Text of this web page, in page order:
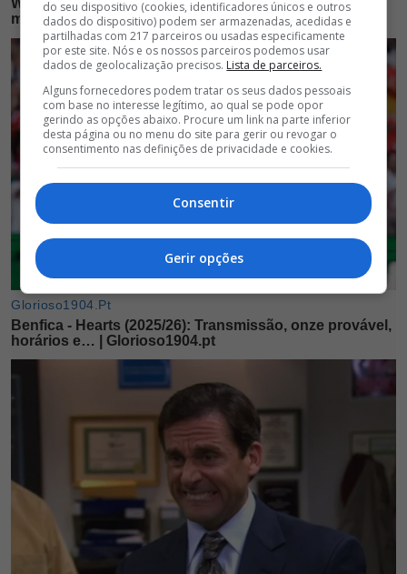
do seu dispositivo (cookies, identificadores únicos e outros
dados do dispositivo) podem ser armazenadas, acedidas e
partilhadas com 217 parceiros ou usadas especificamente
por este site. Nós e os nossos parceiros podemos usar
dados de geolocalização precisos. Lista de parceiros.
Alguns fornecedores podem tratar os seus dados pessoais
com base no interesse legítimo, ao qual se pode opor
gerindo as opções abaixo. Procure um link na parte inferior
desta página ou no menu do site para gerir ou revogar o
consentimento nas definições de privacidade e cookies.
Consentir
Gerir opções